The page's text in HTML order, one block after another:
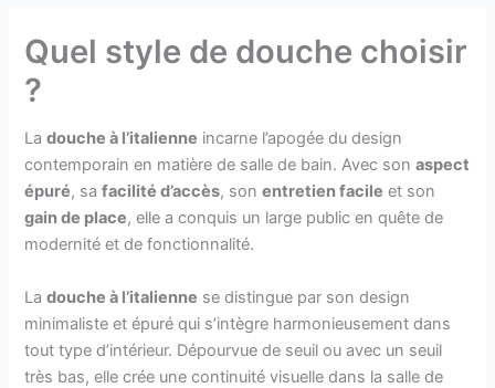
Quel style de douche choisir
?
Ladouche à l’italienne incarne l’apogée du design
contemporain en matière de salle de bain. Avec sonaspect
épuré, safacilité d’accès, sonentretien facile et son
gain de place, elle a conquis un large public en quête de
modernité et de fonctionnalité.
Ladouche à l’italienne se distingue par son design
minimaliste et épuré qui s’intègre harmonieusement dans
tout type d’intérieur. Dépourvue de seuil ou avec un seuil
très bas, elle crée une continuité visuelle dans la salle de